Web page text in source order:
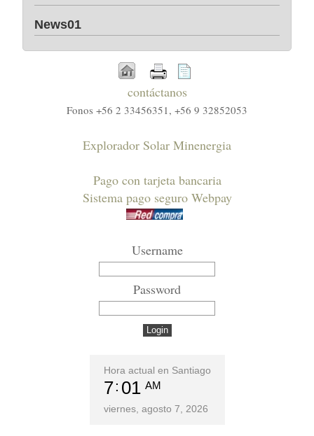
News01
contáctanos
Fonos +56 2 33456351, +56 9 32852053
Explorador Solar Minenergia
Pago con tarjeta bancaria
Sistema pago seguro Webpay
Username
Password
Hora actual en Santiago
7 01 AM
viernes, agosto 7, 2026